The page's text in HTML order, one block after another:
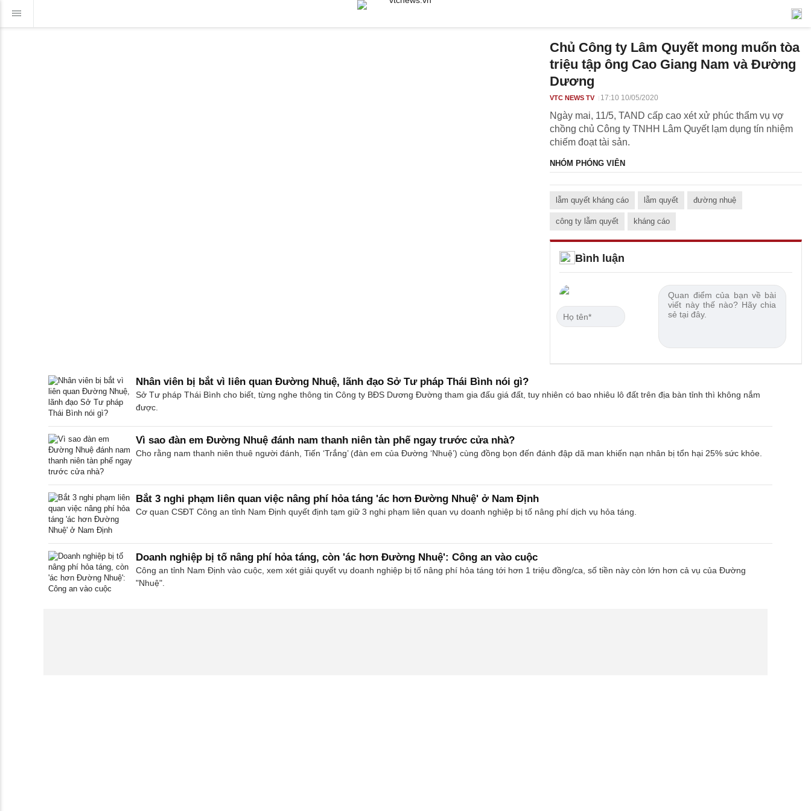
Chủ Công ty Lâm Quyết mong muốn tòa
triệu tập ông Cao Giang Nam và Đường
Dương
VTC NEWS TV 17:10 10/05/2020
Ngày mai, 11/5, TAND cấp cao xét xử phúc thẩm vụ vợ
chồng chủ Công ty TNHH Lâm Quyết lạm dụng tín nhiệm
chiếm đoạt tài sản.
NHÓM PHÓNG VIÊN
lẫm quyết kháng cáo lẫm quyết đường nhuệ
công ty lẫm quyết kháng cáo
Bình luận
Nhân viên bị bắt vì liên quan Đường Nhuệ, lãnh đạo Sở Tư pháp Thái Bình nói gì?
Sở Tư pháp Thái Bình cho biết, từng nghe thông tin Công ty BĐS Dương Đường tham gia đấu giá đất, tuy nhiên có bao nhiêu lô đất trên địa bàn tỉnh thì không nắm
được.
Vì sao đàn em Đường Nhuệ đánh nam thanh niên tàn phế ngay trước cửa nhà?
Cho rằng nam thanh niên thuê người đánh, Tiến ‘Trắng’ (đàn em của Đường ‘Nhuệ’) cùng đồng bọn đến đánh đập dã man khiến nạn nhân bị tổn hại 25% sức khỏe.
Bắt 3 nghi phạm liên quan việc nâng phí hỏa táng 'ác hơn Đường Nhuệ' ở Nam Định
Cơ quan CSĐT Công an tỉnh Nam Định quyết định tạm giữ 3 nghi phạm liên quan vụ doanh nghiệp bị tố nâng phí dịch vụ hỏa táng.
Doanh nghiệp bị tố nâng phí hỏa táng, còn 'ác hơn Đường Nhuệ': Công an vào cuộc
Công an tỉnh Nam Định vào cuộc, xem xét giải quyết vụ doanh nghiệp bị tố nâng phí hỏa táng tới hơn 1 triệu đồng/ca, số tiền này còn lớn hơn cả vụ của Đường
"Nhuệ".